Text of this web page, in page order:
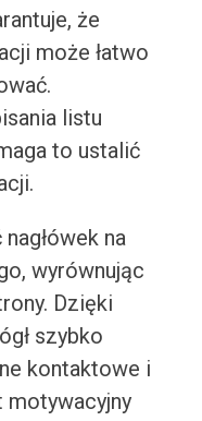
że
może łatwo
listu
to ustalić
na
wyrównując
Dzięki
szybko
kontaktowe i
motywacyjny